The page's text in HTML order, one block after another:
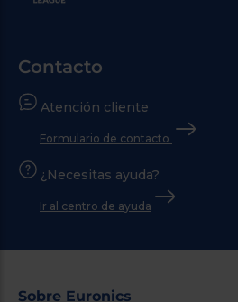
Contacto
Atención cliente
Formulario de contacto
¿Necesitas ayuda?
Ir al centro de ayuda
Sobre Euronics